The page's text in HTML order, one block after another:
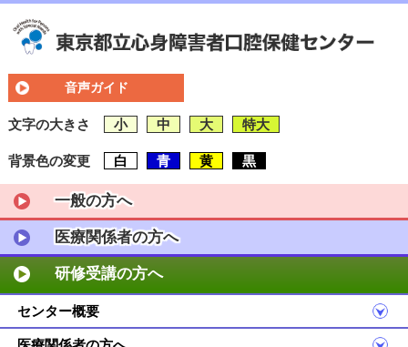
音声ガイド
文字の大きさ 小 中 大 特大
背景色の変更 白 青 黄 黒
一般の方へ
医療関係者の方へ
研修受講の方へ
センター概要